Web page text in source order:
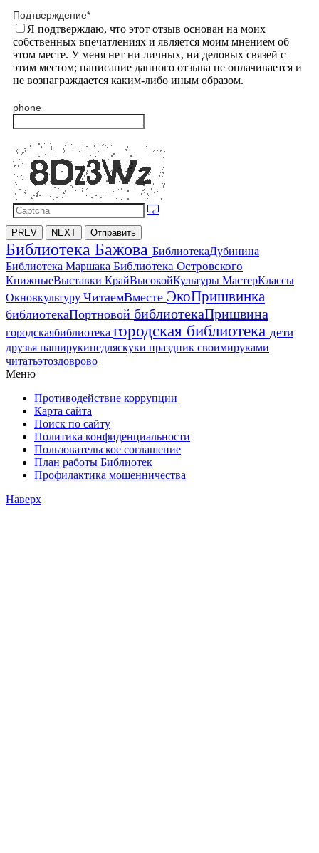
Подтверждение*
Я подтверждаю, что этот отзыв основан на моих
собственных впечатлениях и является моим мнением об
этом месте. У меня нет ни личных, ни деловых связей с
этим местом; написание данного отзыва не оплачивается и
не вознаграждается каким-либо иным образом.
phone
PREV NEXT Отправить
Библиотека Бажова БиблиотекаДубинина
Библиотека Маршака Библиотека Островского
КнижныеВыставки КрайВысокойКультуры МастерКлассы
Окновкультуру ЧитаемВместе ЭкоПришвинка
библиотекаПортновой библиотекаПришвина
городскаябиблиотека городская библиотека дети
друзья наширукинедляскуки праздник своимируками
читатьэтоздоврово
Меню
Противодействие коррупции
Карта сайта
Поиск по сайту
Политика конфиденциальности
Пользовательское соглашение
План работы Библиотек
Профилактика мошенничества
Наверх